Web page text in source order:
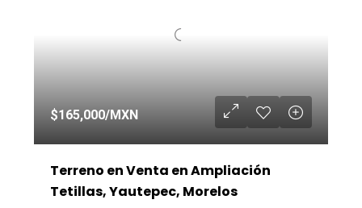
$165,000/MXN
Terreno en Venta en Ampliación
Tetillas, Yautepec, Morelos